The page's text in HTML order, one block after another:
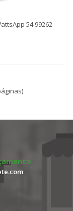
alv..
54 99262
54 99262